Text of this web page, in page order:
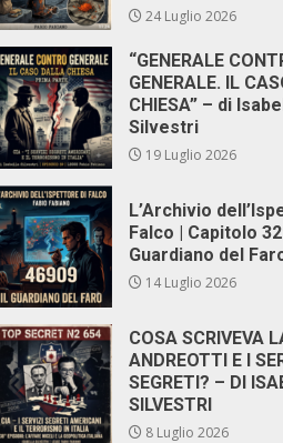
24 Luglio 2026
“GENERALE
GENERALE. IL
CHIESA” – di
Silvestri
19 Luglio 2026
L’Archivio
Falco | Capitolo
Guardiano del
14 Luglio 2026
COSA SCRIVEVA
ANDREOTTI E I
SEGRETI? – DI
SILVESTRI
8 Luglio 2026